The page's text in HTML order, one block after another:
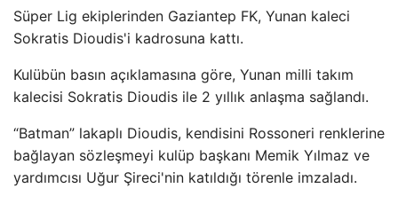
Süper Lig ekiplerinden Gaziantep FK, Yunan kaleci
Sokratis Dioudis'i kadrosuna kattı.
Kulübün basın açıklamasına göre, Yunan milli takım
kalecisi Sokratis Dioudis ile 2 yıllık anlaşma sağlandı.
“Batman” lakaplı Dioudis, kendisini Rossoneri renklerine
bağlayan sözleşmeyi kulüp başkanı Memik Yılmaz ve
yardımcısı Uğur Şireci'nin katıldığı törenle imzaladı.